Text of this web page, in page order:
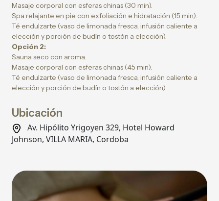
Masaje corporal con esferas chinas (30 min).
Spa relajante en pie con exfoliación e hidratación (15 min).
Té endulzarte (vaso de limonada fresca, infusión caliente a
elección y porción de budín o tostón a elección).
Opción 2:
Sauna seco con aroma.
Masaje corporal con esferas chinas (45 min).
Té endulzarte (vaso de limonada fresca, infusión caliente a
elección y porción de budín o tostón a elección).
Ubicación
Av. Hipólito Yrigoyen 329, Hotel Howard
Johnson, VILLA MARIA, Cordoba